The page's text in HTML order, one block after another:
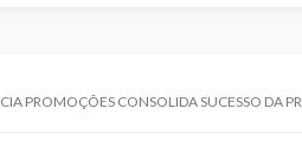
CIA PROMOÇÕES CONSOLIDA SUCESSO DA PROGRAMAÇÃO DA EXPOMONTES E REFORÇA